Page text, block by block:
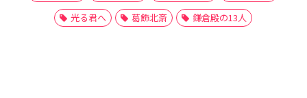
光る君へ
葛飾北斎 鎌倉殿の13人